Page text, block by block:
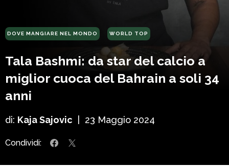
DOVE MANGIARE NEL MONDO WORLD TOP
Tala Bashmi: da star del calcio a
miglior cuoca del Bahrain a soli 34
anni
di: Kaja Sajovic 23 Maggio 2024
Condividi: